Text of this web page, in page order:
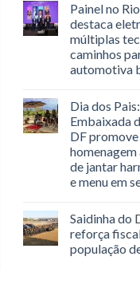
Painel no
destaca
múltiplas
caminhos
automotiva
Dia dos
Embaixada
DF
de jantar
e menu em
Saidinha do
reforça
população